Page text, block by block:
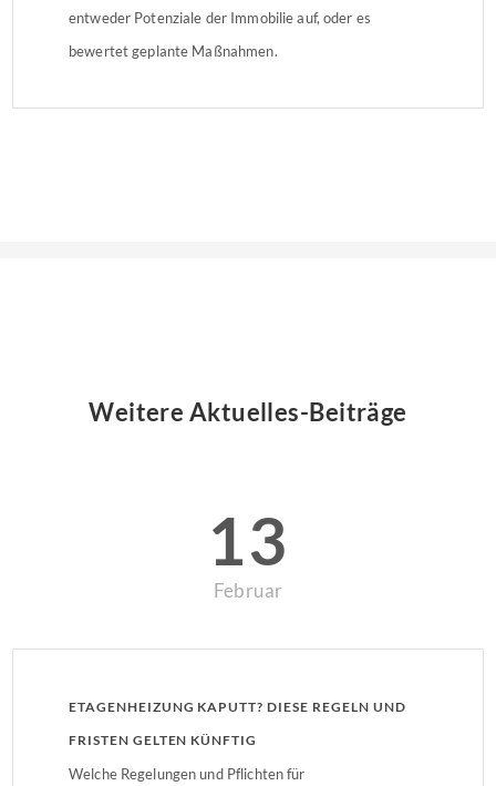
entweder Potenziale der Immobilie auf, oder es
bewertet geplante Maßnahmen.
Weitere Aktuelles-Beiträge
13
Februar
ETAGENHEIZUNG KAPUTT? DIESE REGELN UND
FRISTEN GELTEN KÜNFTIG
Welche Regelungen und Pflichten für